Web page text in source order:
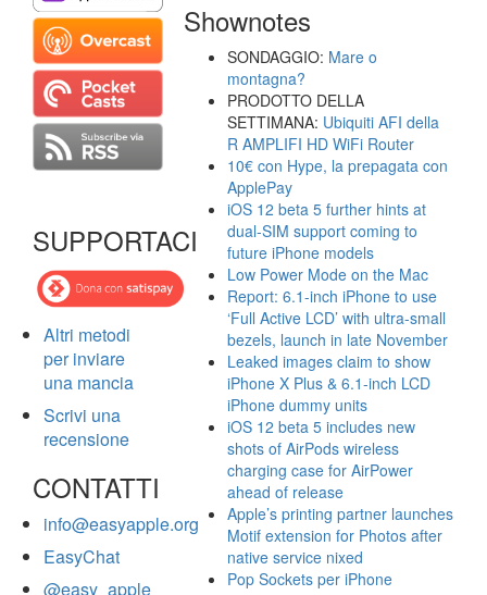
SUPPORTACI
Altri metodi
per inviare
una mancia
Scrivi una
recensione
CONTATTI
info@easyapple.org
EasyChat
@easy_apple
Shownotes
SONDAGGIO: Mare o
montagna?
PRODOTTO DELLA
SETTIMANA: Ubiquiti AFI della
R AMPLIFI HD WiFi Router
10€ con Hype, la prepagata con
ApplePay
iOS 12 beta 5 further hints at
dual-SIM support coming to
future iPhone models
Low Power Mode on the Mac
Report: 6.1-inch iPhone to use
‘Full Active LCD’ with ultra-small
bezels, launch in late November
Leaked images claim to show
iPhone X Plus & 6.1-inch LCD
iPhone dummy units
iOS 12 beta 5 includes new
shots of AirPods wireless
charging case for AirPower
ahead of release
Apple’s printing partner launches
Motif extension for Photos after
native service nixed
Pop Sockets per iPhone